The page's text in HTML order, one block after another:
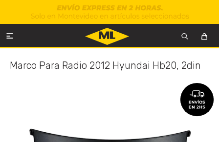

Marco Para Radio 2012 Hyundai Hb20, 2din